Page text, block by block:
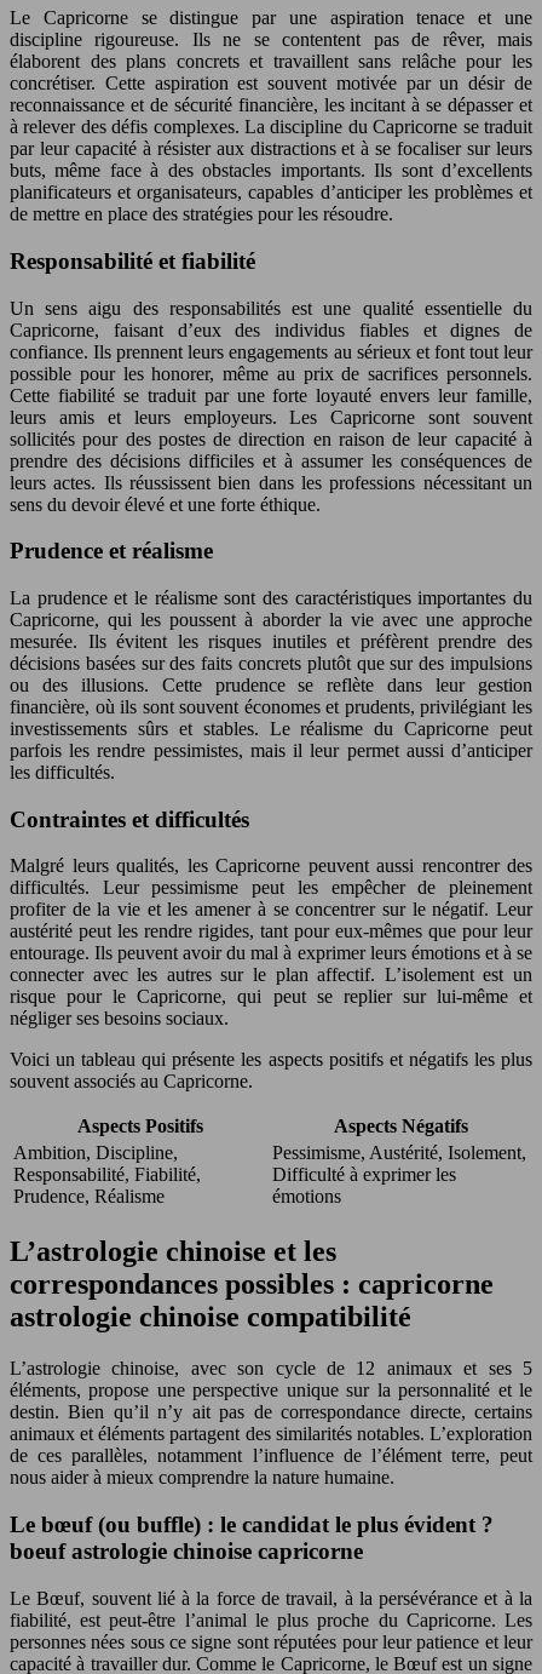
Le Capricorne se distingue par une aspiration tenace et une
discipline rigoureuse. Ils ne se contentent pas de rêver, mais
élaborent des plans concrets et travaillent sans relâche pour les
concrétiser. Cette aspiration est souvent motivée par un désir de
reconnaissance et de sécurité financière, les incitant à se dépasser et
à relever des défis complexes. La discipline du Capricorne se traduit
par leur capacité à résister aux distractions et à se focaliser sur leurs
buts, même face à des obstacles importants. Ils sont d’excellents
planificateurs et organisateurs, capables d’anticiper les problèmes et
de mettre en place des stratégies pour les résoudre.
Responsabilité et fiabilité
Un sens aigu des responsabilités est une qualité essentielle du
Capricorne, faisant d’eux des individus fiables et dignes de
confiance. Ils prennent leurs engagements au sérieux et font tout leur
possible pour les honorer, même au prix de sacrifices personnels.
Cette fiabilité se traduit par une forte loyauté envers leur famille,
leurs amis et leurs employeurs. Les Capricorne sont souvent
sollicités pour des postes de direction en raison de leur capacité à
prendre des décisions difficiles et à assumer les conséquences de
leurs actes. Ils réussissent bien dans les professions nécessitant un
sens du devoir élevé et une forte éthique.
Prudence et réalisme
La prudence et le réalisme sont des caractéristiques importantes du
Capricorne, qui les poussent à aborder la vie avec une approche
mesurée. Ils évitent les risques inutiles et préfèrent prendre des
décisions basées sur des faits concrets plutôt que sur des impulsions
ou des illusions. Cette prudence se reflète dans leur gestion
financière, où ils sont souvent économes et prudents, privilégiant les
investissements sûrs et stables. Le réalisme du Capricorne peut
parfois les rendre pessimistes, mais il leur permet aussi d’anticiper
les difficultés.
Contraintes et difficultés
Malgré leurs qualités, les Capricorne peuvent aussi rencontrer des
difficultés. Leur pessimisme peut les empêcher de pleinement
profiter de la vie et les amener à se concentrer sur le négatif. Leur
austérité peut les rendre rigides, tant pour eux-mêmes que pour leur
entourage. Ils peuvent avoir du mal à exprimer leurs émotions et à se
connecter avec les autres sur le plan affectif. L’isolement est un
risque pour le Capricorne, qui peut se replier sur lui-même et
négliger ses besoins sociaux.
Voici un tableau qui présente les aspects positifs et négatifs les plus
souvent associés au Capricorne.
Aspects Positifs
Aspects Négatifs
Ambition, Discipline,
Responsabilité, Fiabilité,
Prudence, Réalisme
Pessimisme, Austérité, Isolement,
Difficulté à exprimer les
émotions
L’astrologie chinoise et les
correspondances possibles : capricorne
astrologie chinoise compatibilité
L’astrologie chinoise, avec son cycle de 12 animaux et ses 5
éléments, propose une perspective unique sur la personnalité et le
destin. Bien qu’il n’y ait pas de correspondance directe, certains
animaux et éléments partagent des similarités notables. L’exploration
de ces parallèles, notamment l’influence de l’élément terre, peut
nous aider à mieux comprendre la nature humaine.
Le bœuf (ou buffle) : le candidat le plus évident ?
boeuf astrologie chinoise capricorne
Le Bœuf, souvent lié à la force de travail, à la persévérance et à la
fiabilité, est peut-être l’animal le plus proche du Capricorne. Les
personnes nées sous ce signe sont réputées pour leur patience et leur
capacité à travailler dur. Comme le Capricorne, le Bœuf est un signe